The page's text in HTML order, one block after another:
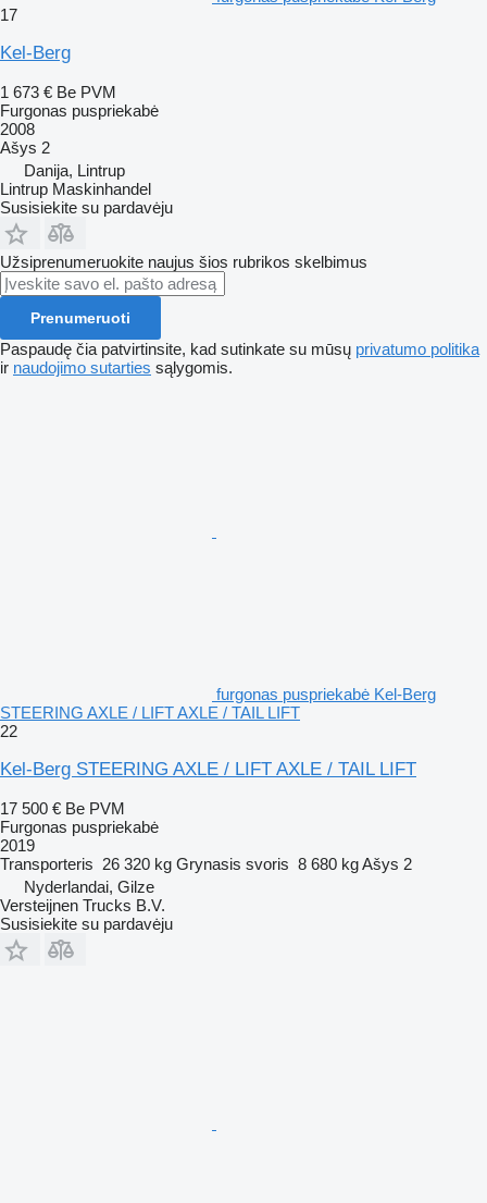
17
Kel-Berg
1 673 € Be PVM
Furgonas puspriekabė
2008
Ašys 2
Danija, Lintrup
Lintrup Maskinhandel
Susisiekite su pardavėju
Užsiprenumeruokite naujus šios rubrikos skelbimus
Prenumeruoti
Paspaudę čia patvirtinsite, kad sutinkate su mūsų privatumo politika
ir naudojimo sutarties sąlygomis.
furgonas puspriekabė Kel-Berg
STEERING AXLE / LIFT AXLE / TAIL LIFT
22
Kel-Berg STEERING AXLE / LIFT AXLE / TAIL LIFT
17 500 € Be PVM
Furgonas puspriekabė
2019
Transporteris 26 320 kg Grynasis svoris 8 680 kgAšys 2
Nyderlandai, Gilze
Versteijnen Trucks B.V.
Susisiekite su pardavėju